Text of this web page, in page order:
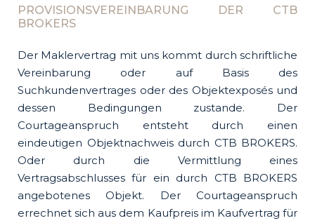
PROVISIONSVEREINBARUNG DER CTB
BROKERS
Der Maklervertrag mit uns kommt durch schriftliche
Vereinbarung oder auf Basis des
Suchkundenvertrages oder des Objektexposés und
dessen Bedingungen zustande. Der
Courtageanspruch entsteht durch einen
eindeutigen Objektnachweis durch CTB BROKERS.
Oder durch die Vermittlung eines
Vertragsabschlusses für ein durch CTB BROKERS
angebotenes Objekt. Der Courtageanspruch
errechnet sich aus dem Kaufpreis im Kaufvertrag für